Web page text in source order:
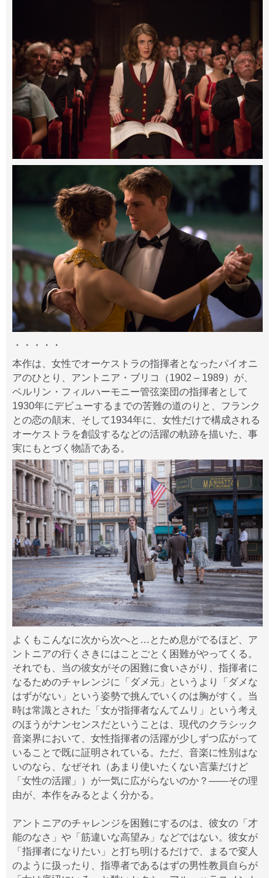
・・・・・
本作は、女性でオーケストラの指揮者となったパイオニ
アのひとり、アントニア・ブリコ（1902 – 1989）が、
ベルリン・フィルハーモニー管弦楽団の指揮者として
1930年にデビューするまでの苦難の道のりと、フランク
との恋の顛末、そして1934年に、女性だけで構成される
オーケストラを創設するなどの活躍の軌跡を描いた、事
実にもとづく物語である。
よくもこんなに次から次へと…とため息がでるほど、ア
ントニアの行くさきにはことごとく困難がやってくる。
それでも、当の彼女がその困難に食いさがり、指揮者に
なるためのチャレンジに「ダメ元」というより「ダメな
はずがない」という姿勢で挑んでいくのは胸がすく。当
時は常識とされた「女が指揮者なんてムリ」という考え
のほうがナンセンスだということは、現代のクラシック
音楽界において、女性指揮者の活躍が少しずつ広がって
いることで既に証明されている。ただ、音楽に性別はな
いのなら、なぜそれ（あまり使いたくない言葉だけど
「女性の活躍」）が一気に広がらないのか？――その理
由が、本作をみるとよく分かる。
アントニアのチャレンジを困難にするのは、彼女の「才
能のなさ」や「筋違いな高望み」などではない。彼女が
「指揮者になりたい」と打ち明けるだけで、まるで変人
のように扱ったり、指導者であるはずの男性教員自らが